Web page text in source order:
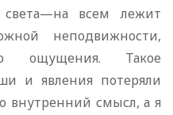
всем лежит
неподвижности,
ощущения. Такое
и явления потеряли
внутренний смысл, а я